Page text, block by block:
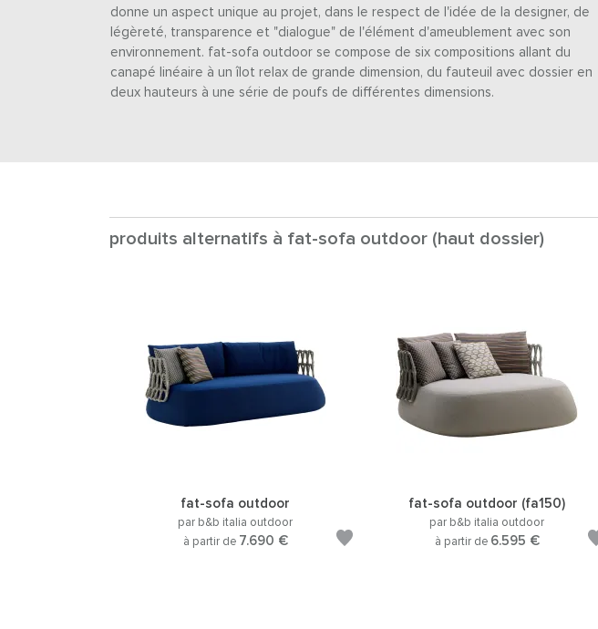
donne un aspect unique au projet, dans le respect de l'idée de la designer, de
légèreté, transparence et "dialogue" de l'élément d'ameublement avec son
environnement. fat-sofa outdoor se compose de six compositions allant du
canapé linéaire à un îlot relax de grande dimension, du fauteuil avec dossier en
deux hauteurs à une série de poufs de différentes dimensions.
produits alternatifs à fat-sofa outdoor (haut dossier)
fat-sofa outdoor
par b&b italia outdoor
à partir de 7.690 €
fat-sofa outdoor (fa150)
par b&b italia outdoor
à partir de 6.595 €